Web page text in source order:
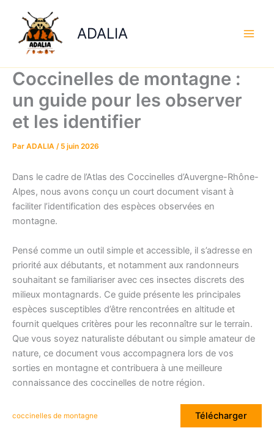
contenu
ADALIA
Coccinelles de montagne :
un guide pour les observer
et les identifier
Par ADALIA / 5 juin 2026
Dans le cadre de l’Atlas des Coccinelles d’Auvergne-Rhône-
Alpes, nous avons conçu un court document visant à
faciliter l’identification des espèces observées en
montagne.
Pensé comme un outil simple et accessible, il s’adresse en
priorité aux débutants, et notamment aux randonneurs
souhaitant se familiariser avec ces insectes discrets des
milieux montagnards. Ce guide présente les principales
espèces susceptibles d’être rencontrées en altitude et
fournit quelques critères pour les reconnaître sur le terrain.
Que vous soyez naturaliste débutant ou simple amateur de
nature, ce document vous accompagnera lors de vos
sorties en montagne et contribuera à une meilleure
connaissance des coccinelles de notre région.
coccinelles de montagne Télécharger